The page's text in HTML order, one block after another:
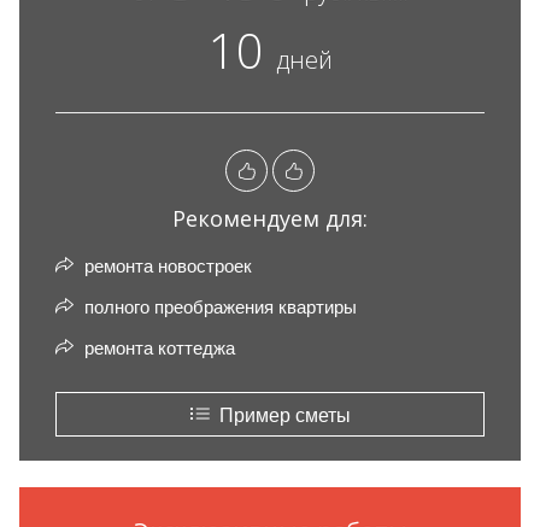
10 дней
Рекомендуем для:
ремонта новостроек
полного преображения квартиры
ремонта коттеджа
Пример сметы